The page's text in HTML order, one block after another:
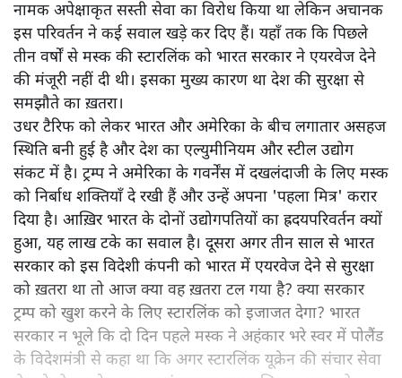
नामक अपेक्षाकृत सस्ती सेवा का विरोध किया था लेकिन अचानक
इस परिवर्तन ने कई सवाल खड़े कर दिए हैं। यहाँ तक कि पिछले
तीन वर्षों से मस्क की स्टारलिंक को भारत सरकार ने एयरवेज देने
की मंजूरी नहीं दी थी। इसका मुख्य कारण था देश की सुरक्षा से
समझौते का ख़तरा।
उधर टैरिफ को लेकर भारत और अमेरिका के बीच लगातार असहज
स्थिति बनी हुई है और देश का एल्युमीनियम और स्टील उद्योग
संकट में है। ट्रम्प ने अमेरिका के गवर्नेंस में दखलंदाजी के लिए मस्क
को निर्बाध शक्तियाँ दे रखी हैं और उन्हें अपना 'पहला मित्र' करार
दिया है। आख़िर भारत के दोनों उद्योगपतियों का ह्रदयपरिवर्तन क्यों
हुआ, यह लाख टके का सवाल है। दूसरा अगर तीन साल से भारत
सरकार को इस विदेशी कंपनी को भारत में एयरवेज देने से सुरक्षा
को ख़तरा था तो आज क्या वह ख़तरा टल गया है? क्या सरकार
ट्रम्प को खुश करने के लिए स्टारलिंक को इजाजत देगा? भारत
सरकार न भूले कि दो दिन पहले मस्क ने अहंकार भरे स्वर में पोलैंड
के विदेशमंत्री से कहा था कि अगर स्टारलिंक यूक्रेन की संचार सेवा